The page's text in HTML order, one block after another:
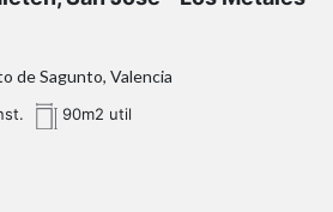
de Sagunto, Valencia
90m2 util